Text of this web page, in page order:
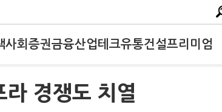
사회 증권금융산업테크유통건설프리미엄
경쟁도 치열